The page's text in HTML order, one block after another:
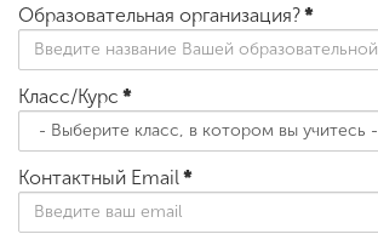
Образовательная организация?*
Класс/Курс *
Контактный Email *